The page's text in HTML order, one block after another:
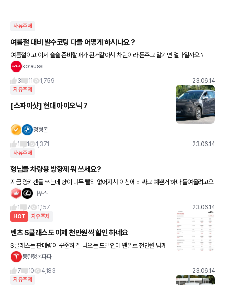
자유주제
여름철 대비 발수코팅 다들 어떻게 하시나요 ?
여름철이고 이제 슬슬 준비할때가 된거같아서 차린이라 돈주고 맡기면 얼마일까오 ?
koraussi
3
11 1,759 23.06.14
자유주제
[스파이샷] 현대 아이오닉 7
정형돈
1
1 1,371 23.06.14
자유주제
형님들 차량용 방향제 뭐 쓰세요?
지금 양키캔들 쓰는데 향이 너무 빨리 없어져서 이참에 비싸고 예쁜거 하나 들여올려고요
추천 하나씩만 해주세요 ㅠㅠ
마우스
1
7 1,157 23.06.14
HOT 자유주제
벤츠 S클래스도 이제 천만원씩 할인 하네요
S클래스는 판매량이 꾸준히 잘 나오는 모델인데 왠일로 천만원 넘게
할인을 하네요 ㅎㅎ 굿굿 법인 구매는 추가로 더 받을 수 있다고 합니
동탄행복파파
7
10 4,183 23.06.14
자유주제